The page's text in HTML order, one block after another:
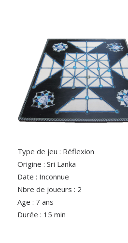
Type de jeu : Réflexion
Origine : Sri Lanka
Date : Inconnue
Nbre de joueurs : 2
Age : 7 ans
Durée : 15 min